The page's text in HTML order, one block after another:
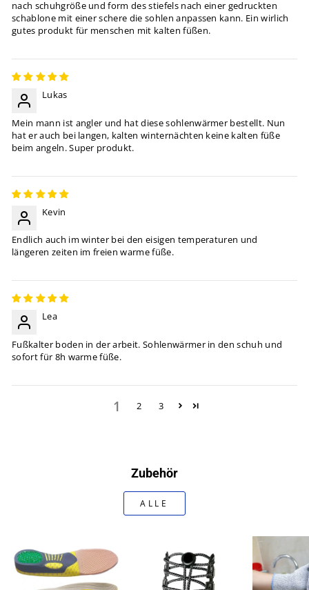
nach schuhgröße und form des stiefels nach einer gedruckten
schablone mit einer schere die sohlen anpassen kann. Ein wirlich
gutes produkt für menschen mit kalten füßen.
Lukas
Mein mann ist angler und hat diese sohlenwärmer bestellt. Nun
hat er auch bei langen, kalten winternächten keine kalten füße
beim angeln. Super produkt.
Kevin
Endlich auch im winter bei den eisigen temperaturen und
längeren zeiten im freien warme füße.
Lea
Fußkalter boden in der arbeit. Sohlenwärmer in den schuh und
sofort für 8h warme füße.
1 2 3
Zubehör
ALLE